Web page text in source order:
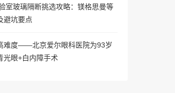
室玻璃隔断挑选攻略：镁格思曼等
避坑要点
难度——北京爱尔眼科医院为93岁
光眼+白内障手术